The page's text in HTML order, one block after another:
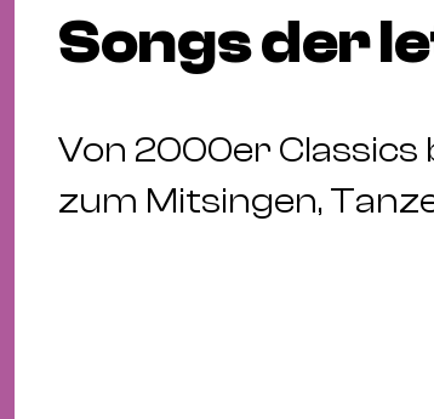
Songs der
Von 2000er Classics
zum Mitsingen,